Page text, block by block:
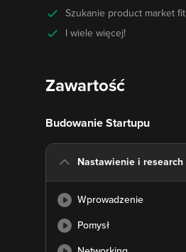
Szukanie product market fit
I wiele więcej!
Zawartość
Budowanie Startupu
Nastawienie i research
Wprowadzenie
Pomysł